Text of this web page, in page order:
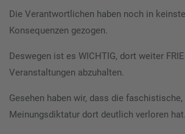
Die Verantwortlichen haben noch in
Konsequenzen gezogen.
Deswegen ist es WICHTIG, dort weiter
Veranstaltungen abzuhalten.
Gesehen haben wir, dass die
Meinungsdiktatur dort deutlich verloren hat.